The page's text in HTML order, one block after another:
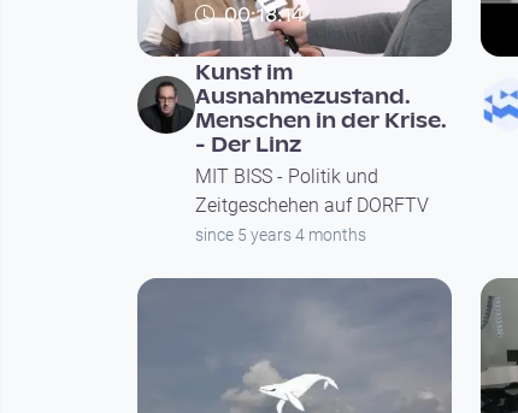
00:18:14
Kunst im
Ausnahmezustand.
Menschen in der Krise.
- Der Linz
MIT BISS - Politik und
Zeitgeschehen auf DORFTV
since 5 years 4 months